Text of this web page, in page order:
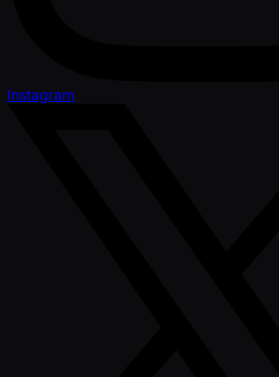
Instagram